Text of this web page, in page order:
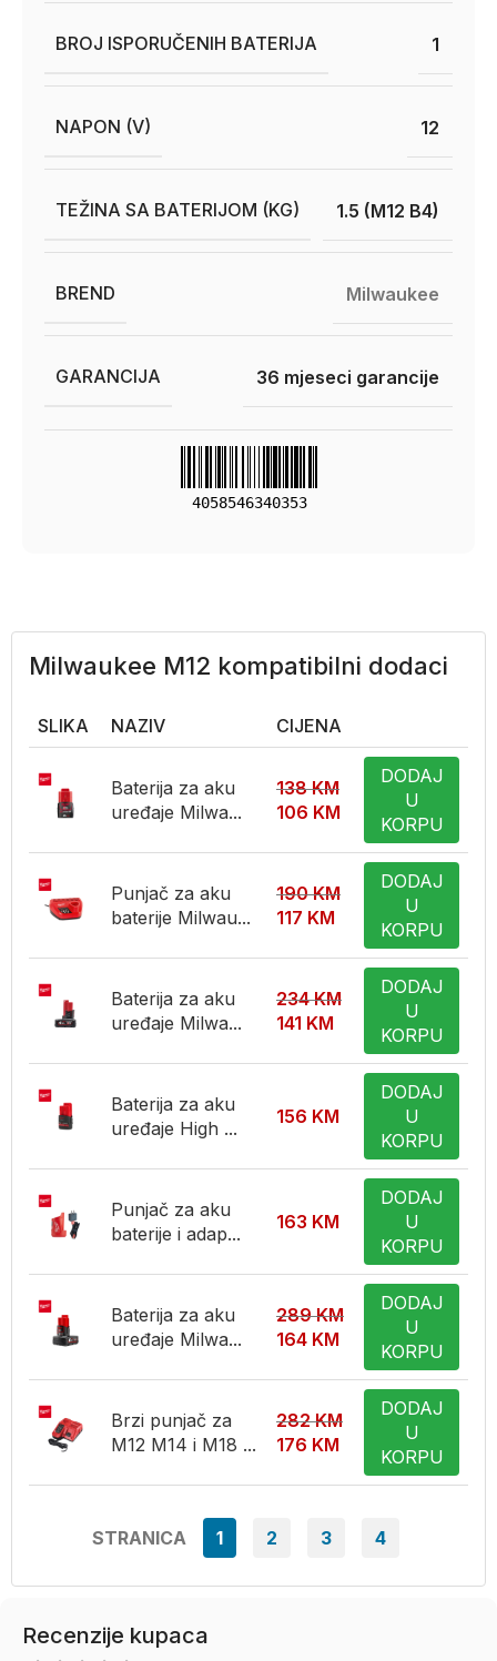
BROJ ISPORUČENIH BATERIJA 1
NAPON (V) 12
TEŽINA SA BATERIJOM (KG) 1.5 (M12 B4)
BREND Milwaukee
GARANCIJA 36 mjeseci garancije
4058546340353
Milwaukee M12 kompatibilni dodaci
SLIKA NAZIV CIJENA
Baterija za aku
uređaje Milwa...
138KM
106 KM
DODAJ
U
KORPU
Punjač za aku
baterije Milwau...
190KM
117 KM
DODAJ
U
KORPU
Baterija za aku
uređaje Milwa...
234KM
141 KM
DODAJ
U
KORPU
Baterija za aku
uređaje High ...
156 KM
DODAJ
U
KORPU
Punjač za aku
baterije i adap...
163 KM
DODAJ
U
KORPU
Baterija za aku
uređaje Milwa...
289KM
164 KM
DODAJ
U
KORPU
Brzi punjač za
M12 M14 i M18 ...
282KM
176 KM
DODAJ
U
KORPU
STRANICA 1 2 3 4
Recenzije kupaca